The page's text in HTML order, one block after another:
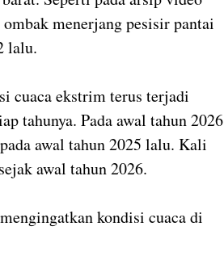
menerjang pesisir pantai
lalu.
cuaca ekstrim terus terjadi
tahunya. Pada awal tahun 2026
awal tahun 2025 lalu. Kali
awal tahun 2026.
kondisi cuaca di